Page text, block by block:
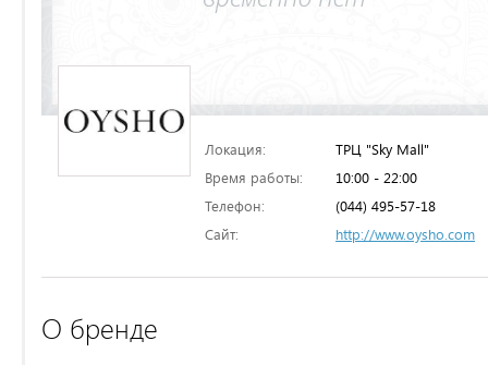
Локация:
ТРЦ "Sky Mall"
Время работы:
10:00 - 22:00
Телефон:
(044) 495-57-18
Сайт:
http://www.oysho.com
О бренде